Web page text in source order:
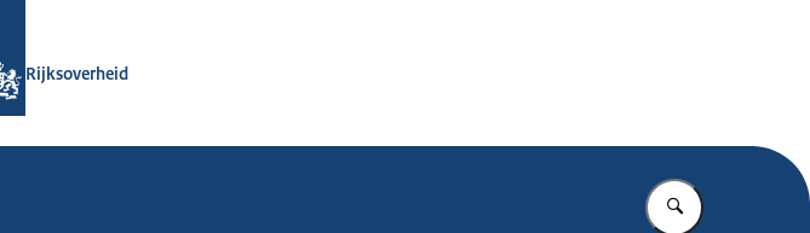
Rijksoverheid
Vul in wat u